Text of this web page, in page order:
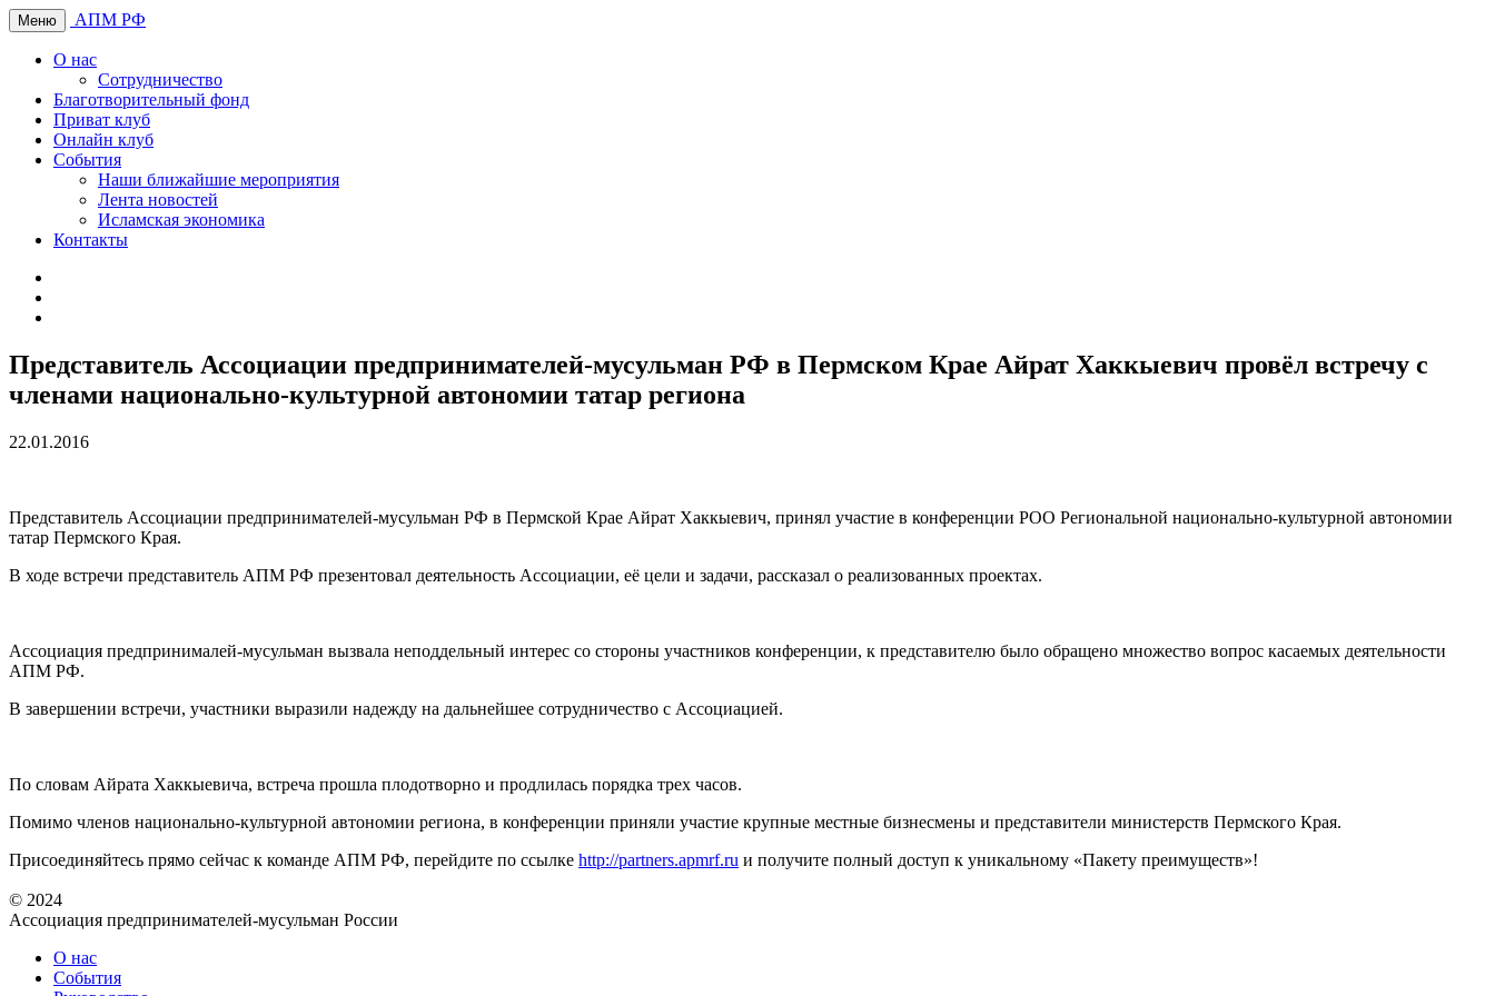
Меню АПМ РФ
О нас
Сотрудничество
Благотворительный фонд
Приват клуб
Онлайн клуб
События
Наши ближайшие мероприятия
Лента новостей
Исламская экономика
Контакты
Представитель Ассоциации предпринимателей-мусульман РФ в Пермском Крае Айрат Хаккыевич провёл встречу с
членами национально-культурной автономии татар региона
22.01.2016
Представитель Ассоциации предпринимателей-мусульман РФ в Пермской Крае Айрат Хаккыевич, принял участие в конференции РОО Региональной национально-культурной автономии
татар Пермского Края.
В ходе встречи представитель АПМ РФ презентовал деятельность Ассоциации, её цели и задачи, рассказал о реализованных проектах.
Ассоциация предпринималей-мусульман вызвала неподдельный интерес со стороны участников конференции, к представителю было обращено множество вопрос касаемых деятельности
АПМ РФ.
В завершении встречи, участники выразили надежду на дальнейшее сотрудничество с Ассоциацией.
По словам Айрата Хаккыевича, встреча прошла плодотворно и продлилась порядка трех часов.
Помимо членов национально-культурной автономии региона, в конференции приняли участие крупные местные бизнесмены и представители министерств Пермского Края.
Присоединяйтесь прямо сейчас к команде АПМ РФ, перейдите по ссылке http://partners.apmrf.ru и получите полный доступ к уникальному «Пакету преимуществ»!
© 2024
Ассоциация предпринимателей-мусульман России
О нас
События